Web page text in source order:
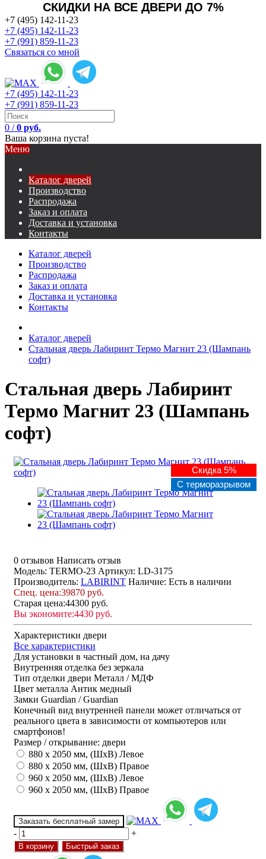
СКИДКИ НА ВСЕ ДВЕРИ ДО 7%
+7 (495) 142-11-23
+7 (495) 142-11-23
+7 (991) 859-11-23
Связаться со мной
+7 (495) 142-11-23
+7 (991) 859-11-23
0 / 0 руб.
Ваша корзина пуста!
Меню
Каталог дверей
Производство
Распродажа
Заказ и оплата
Доставка и установка
Контакты
Каталог дверей
Производство
Распродажа
Заказ и оплата
Доставка и установка
Контакты
Каталог дверей
Стальная дверь Лабиринт Термо Магнит 23 (Шампань
софт)
Стальная дверь Лабиринт
Термо Магнит 23 (Шампань
софт)
Скидка 5%
С терморазрывом
0 отзывов Написать отзыв
Модель: TERMO-23 Артикул: LD-3175
Производитель: LABIRINT Наличие: Есть в наличии
Спец. цена:39870 руб.
Старая цена:44300 руб.
Вы экономите:4430 руб.
Характеристики двери
Все характеристики
Для установки в частный дом, на дачу
Внутренняя отделка без зеркала
Тип отделки двери Металл / МДФ
Цвет металла Антик медный
Замки Guardian / Guardian
Конечный вид внутренней панели может отличаться от
реального цвета в зависимости от компьютеров или
смартфонов!
Размер / открывание: двери
880 х 2050 мм, (ШхВ) Левое
880 х 2050 мм, (ШхВ) Правое
960 х 2050 мм, (ШхВ) Левое
960 х 2050 мм, (ШхВ) Правое
Заказать бесплатный замер
- +
В корзину Быстрый заказ